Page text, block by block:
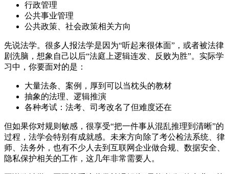
行政管理
公共事业管理
公共政策、社会政策相关方向
先说法学。很多人报法学是因为“听起来很体面”，或者被法律
剧洗脑，想象自己以后“法庭上逻辑连发、反败为胜”。实际学
习中，你要面对的是：
大量法条、案例，厚到可以当枕头的教材
抽象的法理、逻辑推演
各种考试：法考、司考改名了但难度还在
但如果你对规则敏感，很享受“把一件事从混乱推理到清晰”的
过程，法学会特别有成就感。未来方向除了考公检法系统、律
师、法务外，也有不少人去到互联网企业做合规、数据安全、
隐私保护相关的工作，这几年非常需要人。